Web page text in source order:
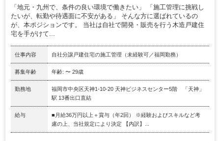
「地元・九州で、条件の良い環境で働きたい」 「施工管理に挑戦し
たいが、転勤や待遇面に不安がある」 そんな方に選ばれているの
が、本ポジションです。 当社は自社で開発・販売を行う木造戸建住
宅を手がけて...
仕事内容 自社分譲戸建住宅の施工管理（未経験可／福岡勤務）
募集年齢 年齢: 〜 29歳
勤務地
福岡市中央区天神1-10-20 天神ビジネスセンター5階 「天神」
駅 13番出口直結
給与
■月給36万円以上＋賞与（年2回） ※経験およびスキルなど考
慮の上、当社規定により決定 【内訳】...